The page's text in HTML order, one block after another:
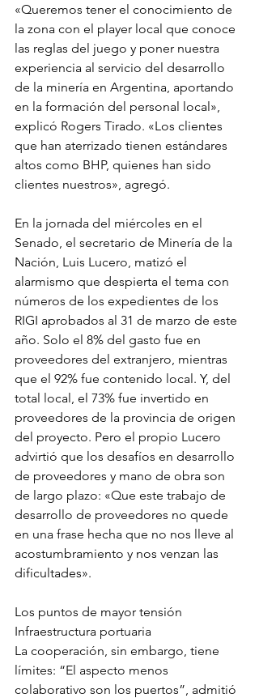
«Queremos tener el conocimiento de
la zona con el player local que conoce
las reglas del juego y poner nuestra
experiencia al servicio del desarrollo
de la minería en Argentina, aportando
en la formación del personal local»,
explicó Rogers Tirado. «Los clientes
que han aterrizado tienen estándares
altos como BHP, quienes han sido
clientes nuestros», agregó.
En la jornada del miércoles en el
Senado, el secretario de Minería de la
Nación, Luis Lucero, matizó el
alarmismo que despierta el tema con
números de los expedientes de los
RIGI aprobados al 31 de marzo de este
año. Solo el 8% del gasto fue en
proveedores del extranjero, mientras
que el 92% fue contenido local. Y, del
total local, el 73% fue invertido en
proveedores de la provincia de origen
del proyecto. Pero el propio Lucero
advirtió que los desafíos en desarrollo
de proveedores y mano de obra son
de largo plazo: «Que este trabajo de
desarrollo de proveedores no quede
en una frase hecha que no nos lleve al
acostumbramiento y nos venzan las
dificultades».
Los puntos de mayor tensión
Infraestructura portuaria
La cooperación, sin embargo, tiene
límites: “El aspecto menos
colaborativo son los puertos”, admitió